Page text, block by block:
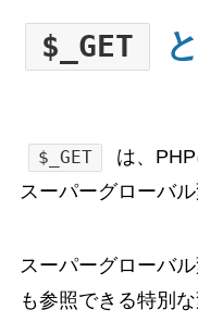
$_GET
$_GET
は、
スーパーグローバル
スーパーグローバ
も参照できる特別